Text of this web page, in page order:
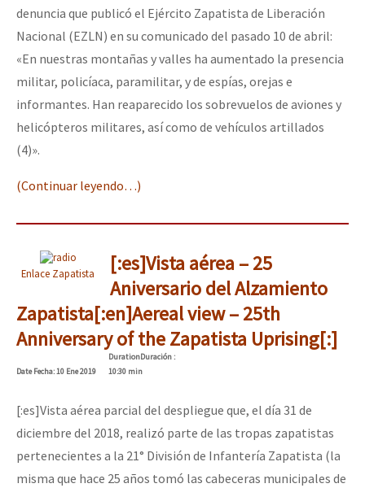
denuncia que publicó el Ejército Zapatista de Liberación
Nacional (EZLN) en su comunicado del pasado 10 de abril:
«En nuestras montañas y valles ha aumentado la presencia
militar, policíaca, paramilitar, y de espías, orejas e
informantes. Han reaparecido los sobrevuelos de aviones y
helicópteros militares, así como de vehículos artillados
(4)».
(Continuar leyendo…)
Enlace Zapatista
[:es]Vista aérea – 25
Aniversario del Alzamiento
Zapatista[:en]Aereal view – 25th
Anniversary of the Zapatista Uprising[:]
DateFecha: 10 Ene 2019
DurationDuración:
10:30 min
[:es]Vista aérea parcial del despliegue que, el día 31 de
diciembre del 2018, realizó parte de las tropas zapatistas
pertenecientes a la 21° División de Infantería Zapatista (la
misma que hace 25 años tomó las cabeceras municipales de